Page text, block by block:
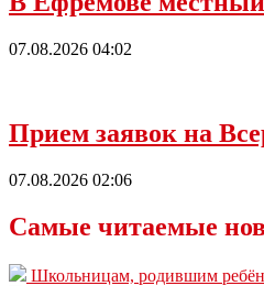
07.08.2026 04:02
Прием заявок на
07.08.2026 02:06
Самые читаемые
Школьницам, родившим